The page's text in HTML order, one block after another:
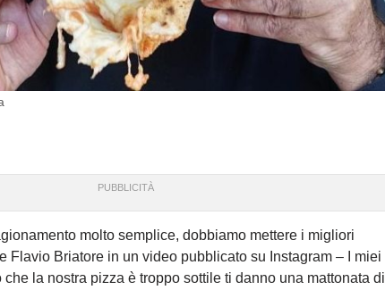
molto semplice, dobbiamo mettere i migliori
Flavio Briatore in un video pubblicato su Instagram – I miei
la nostra pizza è troppo sottile ti danno una mattonata di